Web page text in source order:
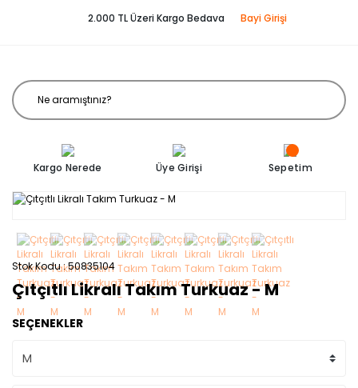
2.000 TL Üzeri Kargo Bedava Bayi Girişi
Kargo Nerede Üye Girişi Sepetim
Stok Kodu 50835104
Çıtçıtlı Likralı Takım Turkuaz - M
SEÇENEKLER